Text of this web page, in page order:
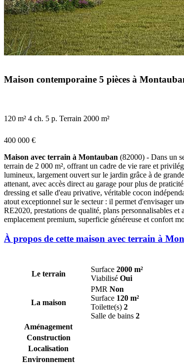
Maison contemporaine 5 pièces à
120 m² 4 ch. 5 p. Terrain 2000 m²
400 000 €
Maison avec terrain à Montauban (82000) - Dans un
terrain de 2 000 m², offrant un cadre de vie rare et
lumineux, largement ouvert sur le jardin grâce à de
attenant, avec accès direct au garage pour plus de
dressing et salle d'eau privative, véritable cocon
atout exceptionnel sur le secteur : il permet d'envisager
RE2020, prestations de qualité, plans personnalisables
emplacement premium, superficie généreuse et confort
À propos de cette maison avec terrain à
Le terrain
Surface 2000 m²
Viabilisé Oui
La maison
PMR Non
Surface 120 m²
Toilette(s) 2
Salle de bains 2
Aménagement
Construction
Localisation
Environnement